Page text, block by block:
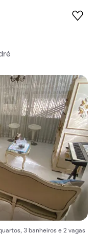
3 banheiros e 2 vagas